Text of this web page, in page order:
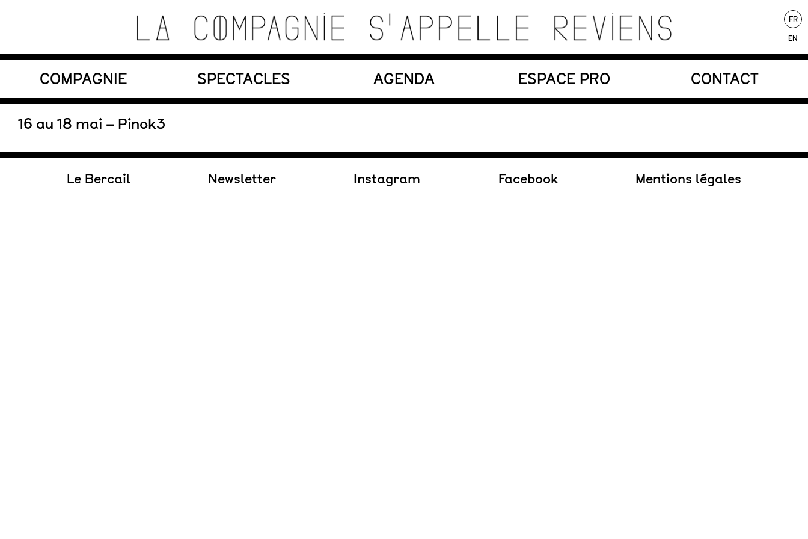
La Compagnie s'Appelle
Reviens
Théâtre de recherche où se croisent marionnettes, matériaux, machines, acteurs et compositions sonores au service d’une écriture poétique.
COMPAGNIE SPECTACLES AGENDA ESPACE PRO CONTACT
FR
EN
En tournée
16 au 18 mai – Pinok3
Le Bercail Newsletter Instagram Facebook Mentions légales